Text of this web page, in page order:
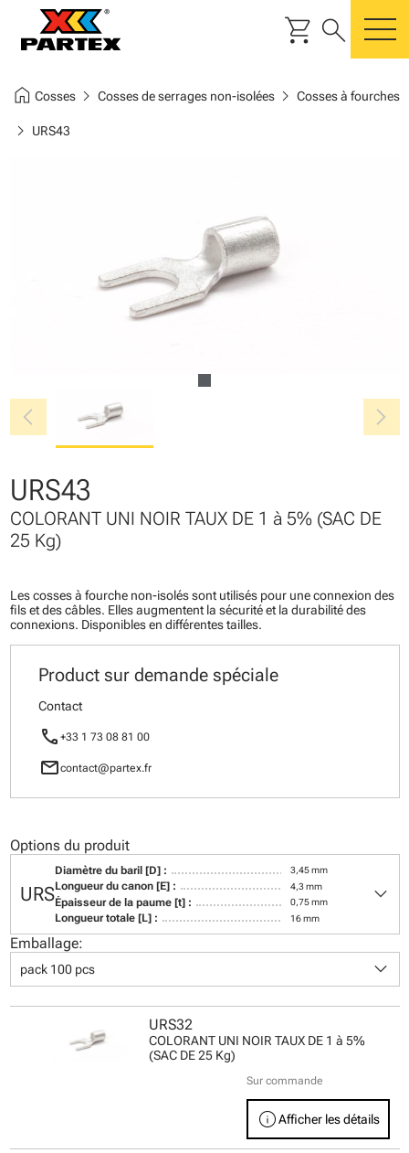
shopping_cart search
home Cosseschevron_right Cosses de serrages non-isoléeschevron_right Cosses à fourches
chevron_right URS43
chevron_left chevron_right
URS43
COLORANT UNI NOIR TAUX DE 1 à 5% (SAC DE
25 Kg)
Les cosses à fourche non-isolés sont utilisés pour une connexion des
fils et des câbles. Elles augmentent la sécurité et la durabilité des
connexions. Disponibles en différentes tailles.
Product sur demande spéciale
Contact
call +33 1 73 08 81 00
mailcontact@partex.fr
Options du produit
URS
Diamètre du baril [D] : 3,45 mm
Longueur du canon [E] : 4,3 mm
Épaisseur de la paume [t] : 0,75 mm
Longueur totale [L] : 16 mm
keyboard_arrow_down
Emballage:
pack 100 pcs keyboard_arrow_down
URS32
COLORANT UNI NOIR TAUX DE 1 à 5%
(SAC DE 25 Kg)
Sur commande
infoAfficher les détails